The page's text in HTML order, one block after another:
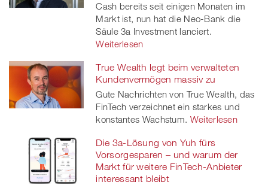
Cash bereits seit einigen Monaten im
Markt ist, nun hat die Neo-Bank die
Säule 3a Investment lanciert.
Weiterlesen
True Wealth legt beim verwalteten
Kundenvermögen massiv zu
Gute Nachrichten von True Wealth, das
FinTech verzeichnet ein starkes und
konstantes Wachstum. Weiterlesen
Die 3a-Lösung von Yuh fürs
Vorsorgesparen – und warum der
Markt für weitere FinTech-Anbieter
interessant bleibt